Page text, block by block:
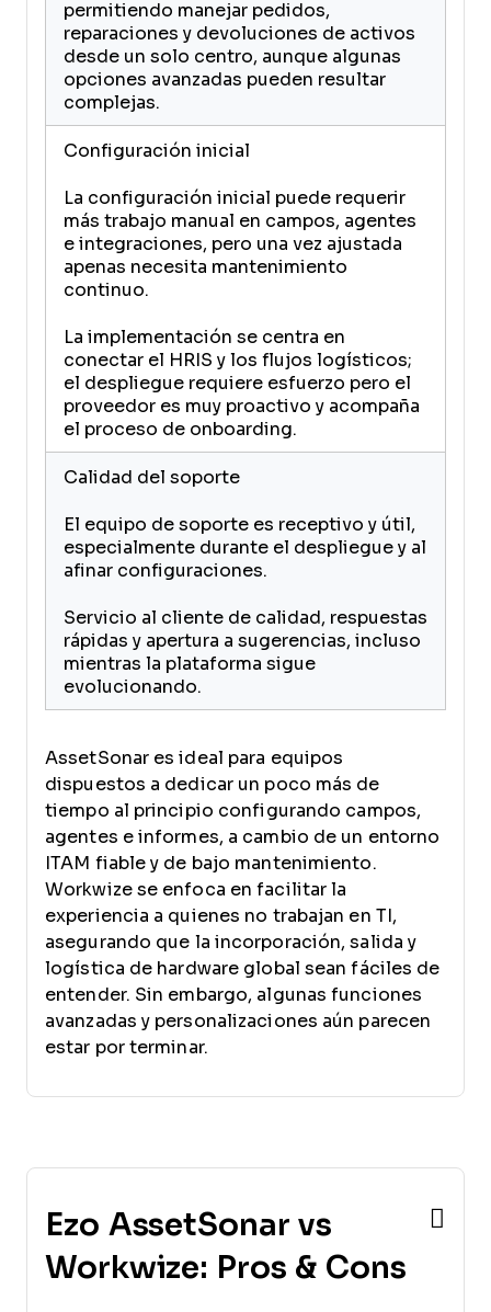
permitiendo manejar pedidos,
reparaciones y devoluciones de activos
desde un solo centro, aunque algunas
opciones avanzadas pueden resultar
complejas.
Configuración inicial
La configuración inicial puede requerir
más trabajo manual en campos, agentes
e integraciones, pero una vez ajustada
apenas necesita mantenimiento
continuo.
La implementación se centra en
conectar el HRIS y los flujos logísticos;
el despliegue requiere esfuerzo pero el
proveedor es muy proactivo y acompaña
el proceso de onboarding.
Calidad del soporte
El equipo de soporte es receptivo y útil,
especialmente durante el despliegue y al
afinar configuraciones.
Servicio al cliente de calidad, respuestas
rápidas y apertura a sugerencias, incluso
mientras la plataforma sigue
evolucionando.
AssetSonar es ideal para equipos
dispuestos a dedicar un poco más de
tiempo al principio configurando campos,
agentes e informes, a cambio de un entorno
ITAM fiable y de bajo mantenimiento.
Workwize se enfoca en facilitar la
experiencia a quienes no trabajan en TI,
asegurando que la incorporación, salida y
logística de hardware global sean fáciles de
entender. Sin embargo, algunas funciones
avanzadas y personalizaciones aún parecen
estar por terminar.
Ezo AssetSonar vs
Workwize: Pros & Cons